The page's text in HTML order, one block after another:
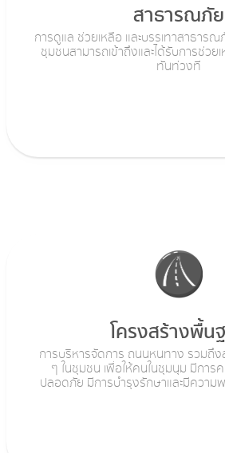
สาธารณภัย
การดูแล ช่วยเหลือ และบรรเทาสาธาร
ชุมชนสามารถเข้าถึงและได้รับการช่วย
ทันท่วงที
โครงสร้างพื้น
การบริหารจัดการ ถนนหนทาง รวมถึง
ๆ ในชุมชน เพื่อให้คนในชุมนุม มีกา
ปลอดภัย มีการบำรุงรักษาและมีความ